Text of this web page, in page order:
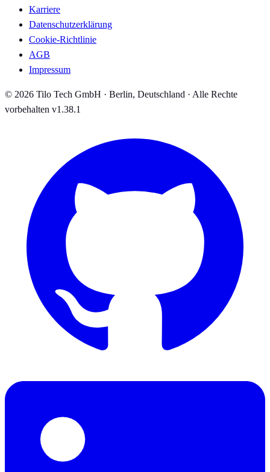
Karriere
Datenschutzerklärung
Cookie-Richtlinie
AGB
Impressum
© 2026 Tilo Tech GmbH · Berlin, Deutschland · Alle Rechte
vorbehalten v1.38.1